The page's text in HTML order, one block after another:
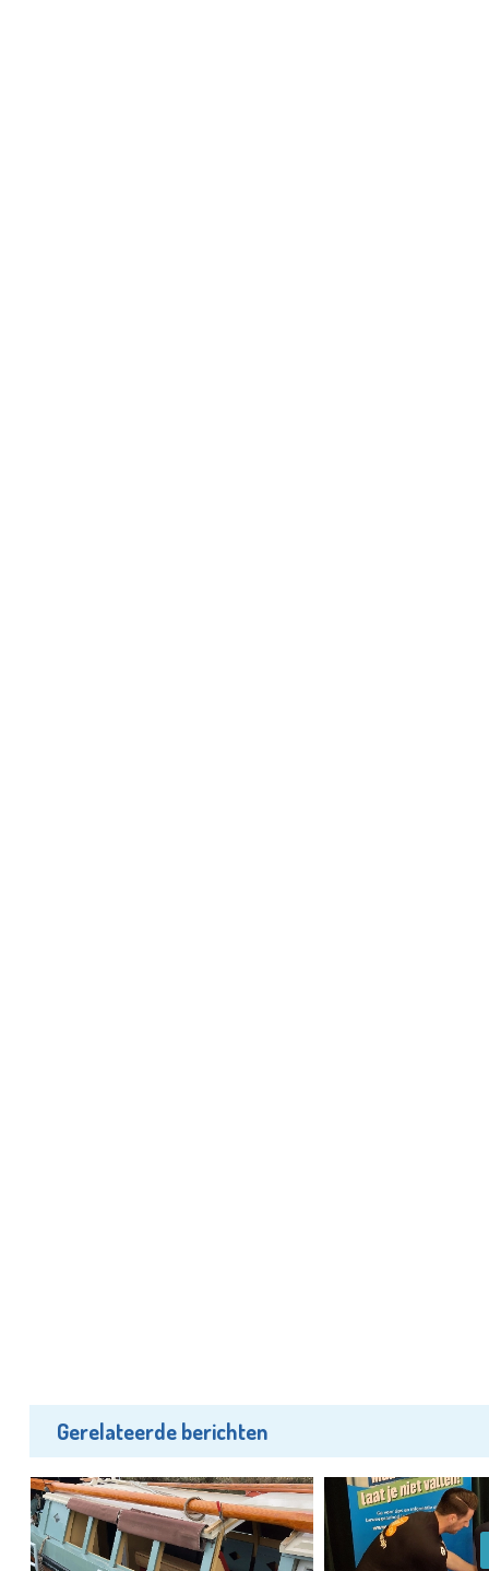
Gerelateerde berichten